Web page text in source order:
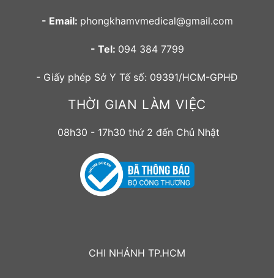
- Email: phongkhamvmedical@gmail.com
- Tel: 094 384 7799
- Giấy phép Sở Y Tế số: 09391/HCM-GPHĐ
THỜI GIAN LÀM VIỆC
08h30 - 17h30 thứ 2 đến Chủ Nhật
CHI NHÁNH TP.HCM